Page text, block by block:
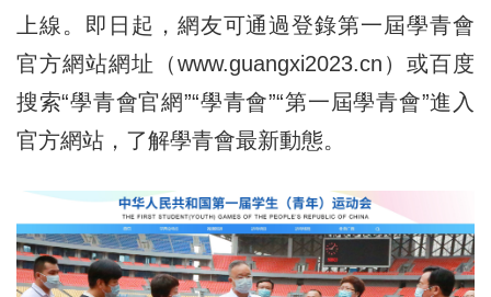
上線。即日起，網友可通過登錄第一屆學青會
官方網站網址（www.guangxi2023.cn）或百度
搜索“學青會官網”“學青會”“第一屆學青會”進入
官方網站，了解學青會最新動態。